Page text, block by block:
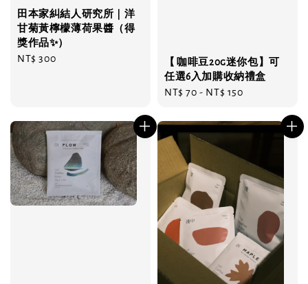
田本家糾結人研究所｜洋
甘菊黃檸檬薄荷果醬（得
獎作品✨）
Regular
NT$ 300
【 咖啡豆20g迷你包】可
任選6入加購收納禮盒
Regular
NT$ 70 - NT$ 150